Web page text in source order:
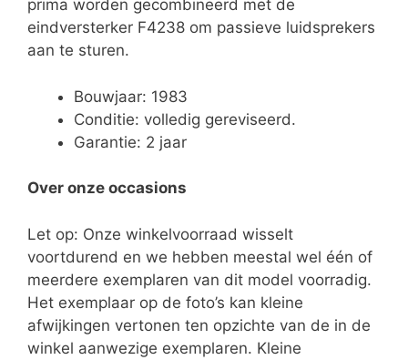
prima worden gecombineerd met de
eindversterker F4238 om passieve luidsprekers
aan te sturen.
Bouwjaar: 1983
Conditie: volledig gereviseerd.
Garantie: 2 jaar
Over onze occasions
Let op: Onze winkelvoorraad wisselt
voortdurend en we hebben meestal wel één of
meerdere exemplaren van dit model voorradig.
Het exemplaar op de foto’s kan kleine
afwijkingen vertonen ten opzichte van de in de
winkel aanwezige exemplaren. Kleine